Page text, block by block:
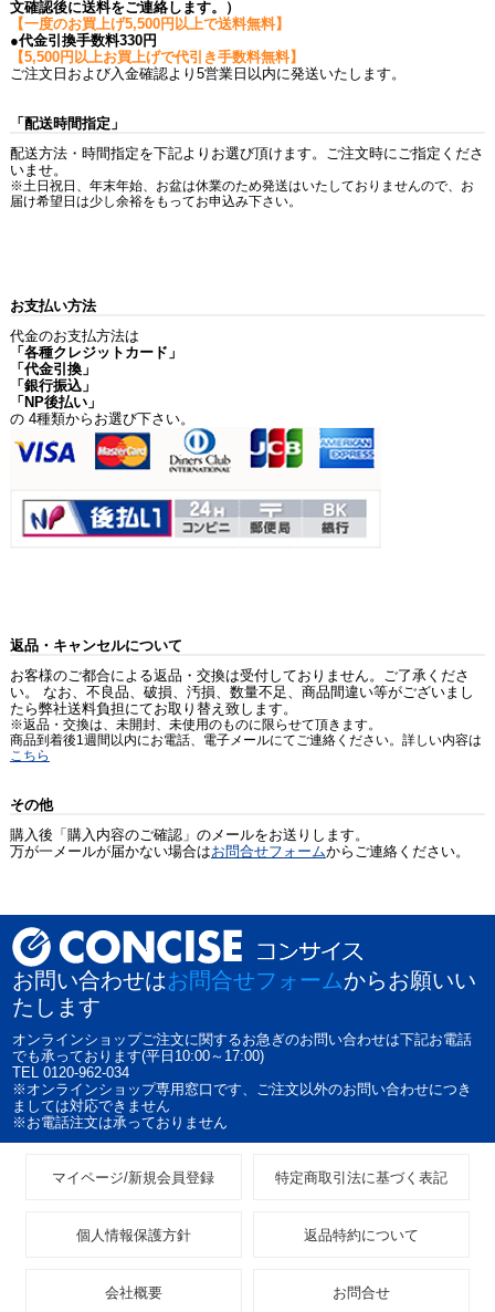
文確認後に送料をご連絡します。）
【一度のお買上げ5,500円以上で送料無料】
●代金引換手数料330円
【5,500円以上お買上げで代引き手数料無料】
ご注文日および入金確認より5営業日以内に発送いたします。
「配送時間指定」
配送方法・時間指定を下記よりお選び頂けます。ご注文時にご指定くださ
いませ。
※土日祝日、年末年始、お盆は休業のため発送はいたしておりませんので、お
届け希望日は少し余裕をもってお申込み下さい。
お支払い方法
代金のお支払方法は
「各種クレジットカード」
「代金引換」
「銀行振込」
「NP後払い」
の 4種類からお選び下さい。
返品・キャンセルについて
お客様のご都合による返品・交換は受付しておりません。ご了承くださ
い。 なお、不良品、破損、汚損、数量不足、商品間違い等がございまし
たら弊社送料負担にてお取り替え致します。
※返品・交換は、未開封、未使用のものに限らせて頂きます。
商品到着後1週間以内にお電話、電子メールにてご連絡ください。詳しい内容は
こちら
その他
購入後「購入内容のご確認」のメールをお送りします。
万が一メールが届かない場合はお問合せフォームからご連絡ください。
お問い合わせはお問合せフォームからお願いい
たします
オンラインショップご注文に関するお急ぎのお問い合わせは下記お電話
でも承っております(平日10:00～17:00)
TEL 0120-962-034
※オンラインショップ専用窓口です、ご注文以外のお問い合わせにつき
ましては対応できません
※お電話注文は承っておりません
マイページ/新規会員登録 特定商取引法に基づく表記
個人情報保護方針 返品特約について
会社概要 お問合せ